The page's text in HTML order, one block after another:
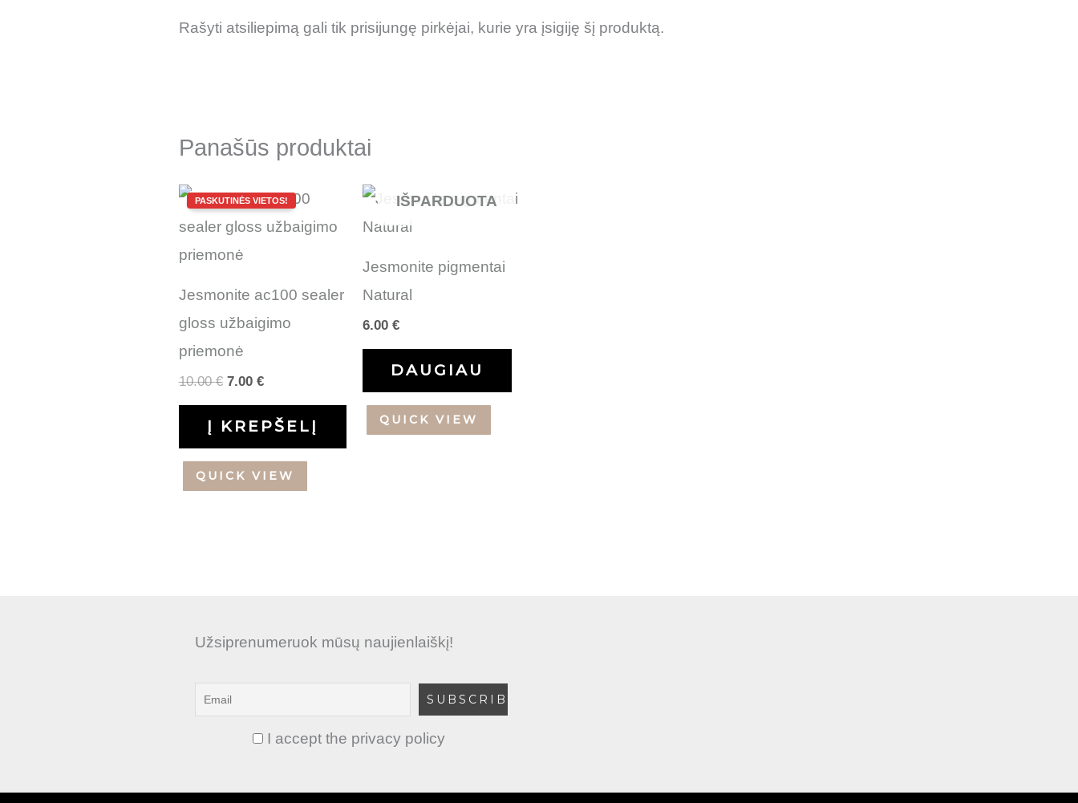
Rašyti atsiliepimą gali tik prisijungę pirkėjai, kurie yra įsigiję šį produktą.
Panašūs produktai
Jesmonite ac100 sealer
gloss užbaigimo
priemonė
10.00€
Original
price
was:
7.00 €
Current
price
is:
Į KREPŠELĮ
QUICK VIEW
IŠPARDUOTA
Jesmonite pigmentai
Natural
6.00€
DAUGIAU
QUICK VIEW
Užsiprenumeruok mūsų naujienlaiškį!
I accept the privacy policy